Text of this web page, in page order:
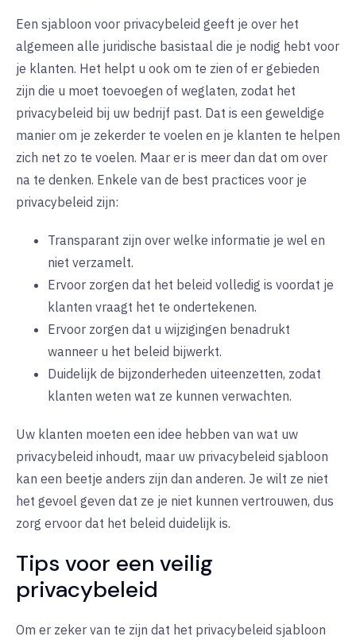
Een sjabloon voor privacybeleid geeft je over het
algemeen alle juridische basistaal die je nodig hebt voor
je klanten. Het helpt u ook om te zien of er gebieden
zijn die u moet toevoegen of weglaten, zodat het
privacybeleid bij uw bedrijf past. Dat is een geweldige
manier om je zekerder te voelen en je klanten te helpen
zich net zo te voelen. Maar er is meer dan dat om over
na te denken. Enkele van de best practices voor je
privacybeleid zijn:
Transparant zijn over welke informatie je wel en
niet verzamelt.
Ervoor zorgen dat het beleid volledig is voordat je
klanten vraagt het te ondertekenen.
Ervoor zorgen dat u wijzigingen benadrukt
wanneer u het beleid bijwerkt.
Duidelijk de bijzonderheden uiteenzetten, zodat
klanten weten wat ze kunnen verwachten.
Uw klanten moeten een idee hebben van wat uw
privacybeleid inhoudt, maar uw privacybeleid sjabloon
kan een beetje anders zijn dan anderen. Je wilt ze niet
het gevoel geven dat ze je niet kunnen vertrouwen, dus
zorg ervoor dat het beleid duidelijk is.
Tips voor een veilig
privacybeleid
Om er zeker van te zijn dat het privacybeleid sjabloon